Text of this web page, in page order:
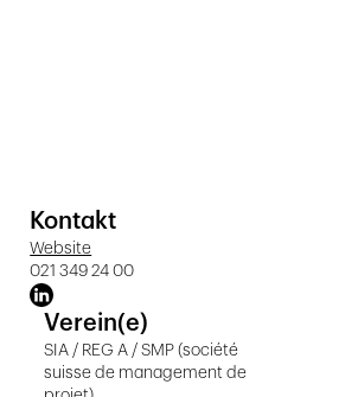
Kontakt
Website
021 349 24 00
Verein(e)
SIA / REG A / SMP (société
suisse de management de